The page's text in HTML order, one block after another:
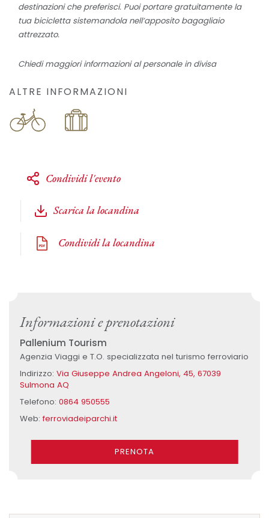
destinazioni che preferisci. Puoi portare gratuitamente la
tua bicicletta sistemandola nell’apposito bagagliaio
attrezzato.
Chiedi maggiori informazioni al personale in divisa
ALTRE INFORMAZIONI
Condividi l'evento
Scarica la locandina
Condividi la locandina
Informazioni e prenotazioni
Pallenium Tourism
Agenzia Viaggi e T.O. specializzata nel turismo ferroviario
Indirizzo: Via Giuseppe Andrea Angeloni, 45, 67039
Sulmona AQ
Telefono: 0864 950555
Web:ferroviadeiparchi.it
PRENOTA